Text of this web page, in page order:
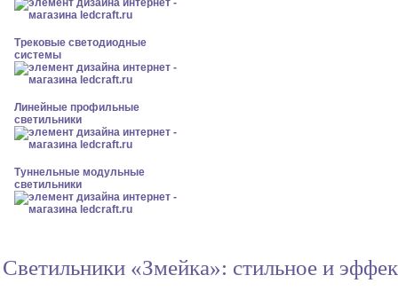
Трековые светодиодные
системы
Линейные профильные
светильники
Туннельные модульные
светильники
Светильники «Змейка»: стильное и